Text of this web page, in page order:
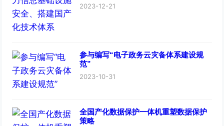
2023-12-21
参与编写“电子政务云灾备体系建设规
范”
2023-10-31
全国产化数据保护一体机重塑数据保护
策略